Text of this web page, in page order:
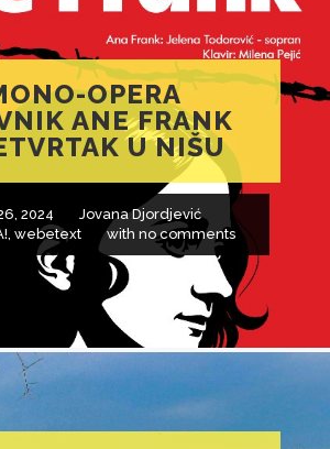
OPERA
ANE FRANK
U NIŠU
2024
Jovana Djordjević
, webetext with no comments